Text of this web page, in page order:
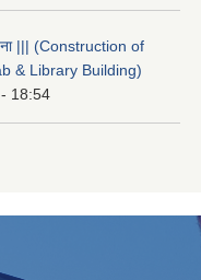
||| (Construction of
& Library Building)
18:54